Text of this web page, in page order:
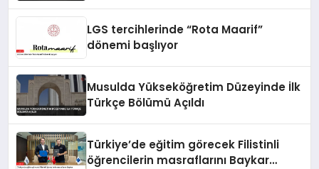
LGS tercihlerinde “Rota Maarif”
dönemi başlıyor
Musulda Yükseköğretim Düzeyinde İlk
Türkçe Bölümü Açıldı
Türkiye’de eğitim görecek Filistinli
öğrencilerin masraflarını Baykar